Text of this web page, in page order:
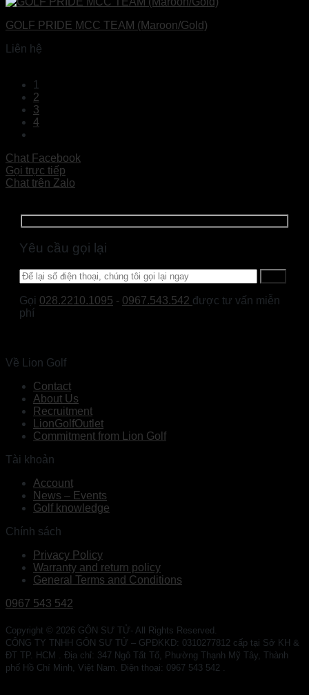
GOLF PRIDE MCC TEAM (Maroon/Gold)
Liên hệ
1
2
3
4
Chat Facebook
Gọi trực tiếp
Chat trên Zalo
Yêu cầu gọi lại
Gọi 028.2210.1095 - 0967.543.542 được tư vấn miễn
phí
Về Lion Golf
Contact
About Us
Recruitment
LionGolfOutlet
Commitment from Lion Golf
Tài khoản
Account
News – Events
Golf knowledge
Chính sách
Privacy Policy
Warranty and return policy
General Terms and Conditions
0967 543 542
Copyright © 2026 GÔN SƯ TỬ- All Rights Reserved.
CÔNG TY TNHH GÔN SƯ TỬ – GPĐKKD: 0310277812 cấp tại Sở KH &
ĐT TP. HCM . Địa chỉ: 347 Ngô Tất Tố, Phường Thạnh Mỹ Tây, Thành
phố Hồ Chí Minh, Việt Nam. Điện thoại: 0967 543 542 .